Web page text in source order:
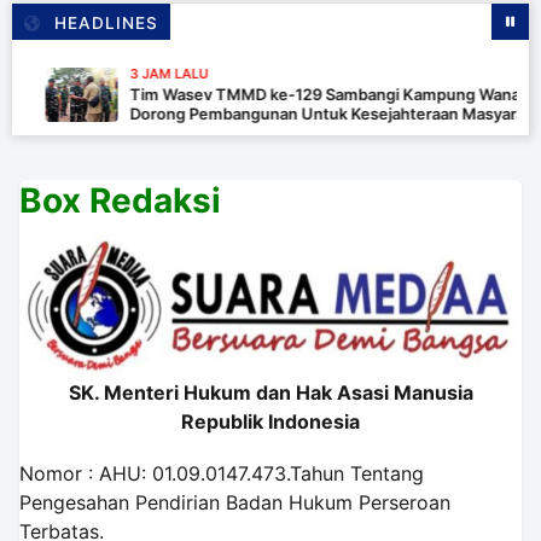
HEADLINES
3 JAM LALU
Tim Wasev TMMD ke-129 Sambangi Kampung Wanam,
Dorong Pembangunan Untuk Kesejahteraan Masyarakat
Box Redaksi
SK. Menteri Hukum dan Hak Asasi Manusia
Republik Indonesia
Nomor : AHU: 01.09.0147.473.Tahun Tentang
Pengesahan Pendirian Badan Hukum Perseroan
Terbatas.